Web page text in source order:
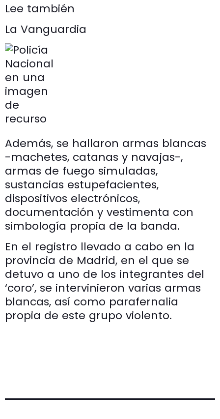
Lee también
La Vanguardia
Además, se hallaron armas blancas
-machetes, catanas y navajas-,
armas de fuego simuladas,
sustancias estupefacientes,
dispositivos electrónicos,
documentación y vestimenta con
simbología propia de la banda.
En el registro llevado a cabo en la
provincia de Madrid, en el que se
detuvo a uno de los integrantes del
‘coro’, se intervinieron varias armas
blancas, así como parafernalia
propia de este grupo violento.